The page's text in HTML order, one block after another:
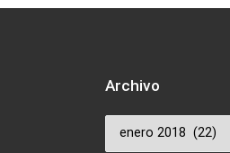
Archivo